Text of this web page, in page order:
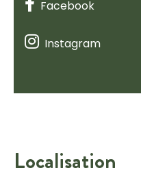
Facebook
Instagram
Localisation